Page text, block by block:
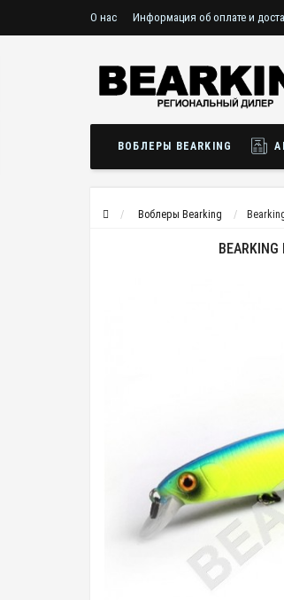
О нас Информация об оплате и
ВОБЛЕРЫ BEARKING
Воблеры Bearking